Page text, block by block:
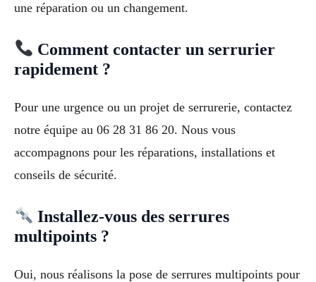
une réparation ou un changement.
Comment contacter un serrurier
rapidement ?
Pour une urgence ou un projet de serrurerie, contactez
notre équipe au 06 28 31 86 20. Nous vous
accompagnons pour les réparations, installations et
conseils de sécurité.
Installez-vous des serrures
multipoints ?
Oui, nous réalisons la pose de serrures multipoints pour